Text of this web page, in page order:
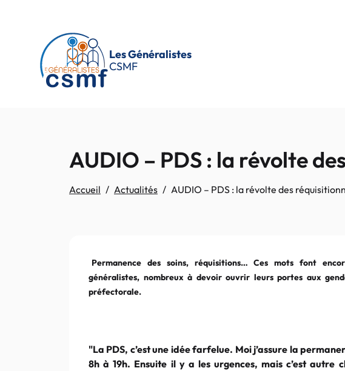
Les Généralistes
CSMF
AUDIO – PDS : la révolte
Accueil Actualités AUDIO – PDS : la révolte des
Permanence des soins, réquisitions… Ces mots font
généralistes, nombreux à devoir ouvrir leurs portes aux
préfectorale.
"La PDS, c’est une idée farfelue. Moi j’assure la
8h à 19h. Ensuite il y a les urgences, mais c’est autre